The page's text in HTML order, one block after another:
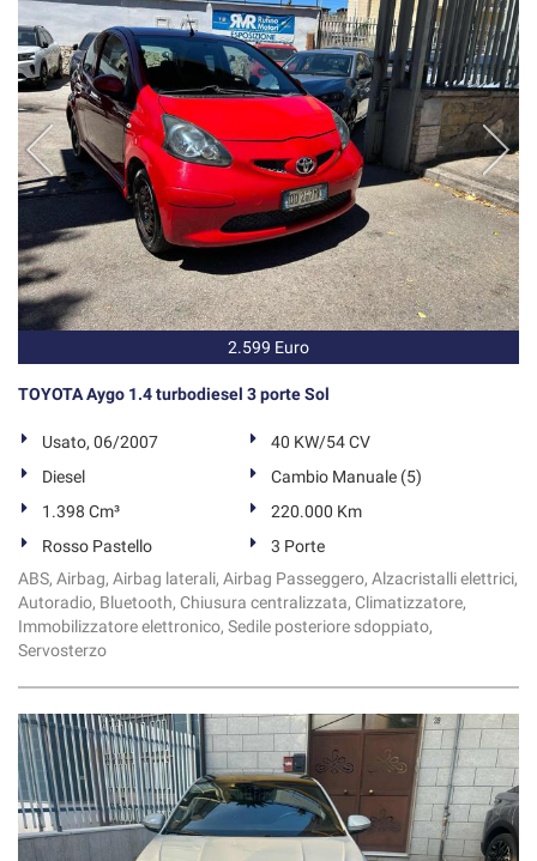
2.599 Euro
TOYOTA Aygo 1.4 turbodiesel 3 porte Sol
Usato, 06/2007
40 KW/54 CV
Diesel
Cambio Manuale (5)
1.398 Cm³
220.000 Km
Rosso Pastello
3 Porte
ABS, Airbag, Airbag laterali, Airbag Passeggero, Alzacristalli elettrici,
Autoradio, Bluetooth, Chiusura centralizzata, Climatizzatore,
Immobilizzatore elettronico, Sedile posteriore sdoppiato,
Servosterzo